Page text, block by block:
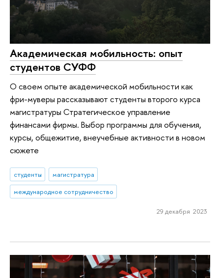
Академическая мобильность: опыт
студентов СУФФ
О своем опыте академической мобильности как
фри-муверы рассказывают студенты второго курса
магистратуры Стратегическое управление
финансами фирмы. Выбор программы для обучения,
курсы, общежитие, внеучебные активности в новом
сюжете
студенты
магистратура
международное сотрудничество
29 декабря 2023